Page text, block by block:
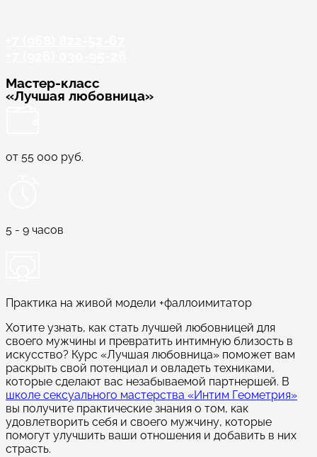
Мастер-класс
«Лучшая любовница»
от 55 000 руб.
5 - 9 часов
Практика на живой модели +фаллоимитатор
Хотите узнать, как стать лучшей любовницей для
своего мужчины и превратить интимную близость в
искусство? Курс «Лучшая любовница» поможет вам
раскрыть свой потенциал и овладеть техниками,
которые сделают вас незабываемой партнершей. В
школе сексуального мастерства «Интим Геометрия»
вы получите практические знания о том, как
удовлетворить себя и своего мужчину, которые
помогут улучшить ваши отношения и добавить в них
страсть.